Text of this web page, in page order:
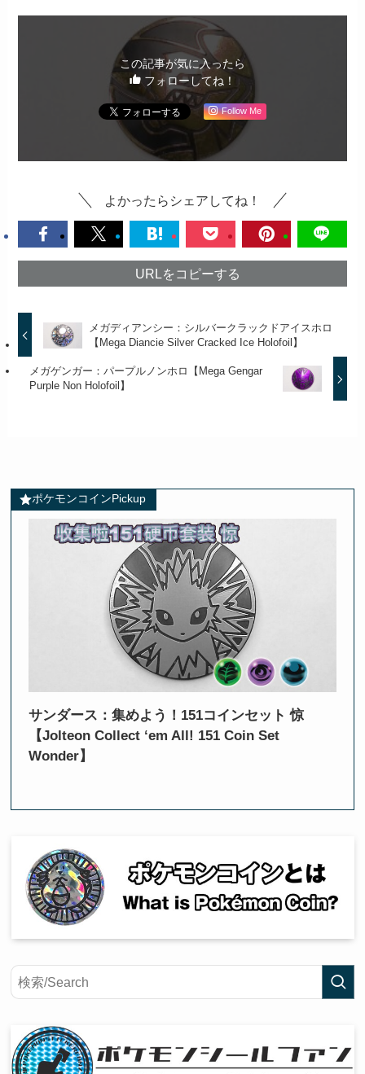
この記事が気に入ったら
フォローしてね！
Follow Me
よかったらシェアしてね！
URLをコピーする
メガディアンシー：シルバークラックドアイスホロ
【Mega Diancie Silver Cracked Ice Holofoil】
メガゲンガー：パープルノンホロ【Mega Gengar
Purple Non Holofoil】
ポケモンコインPickup
サンダース：集めよう！151コインセット 惊
【Jolteon Collect ‘em All! 151 Coin Set
Wonder】